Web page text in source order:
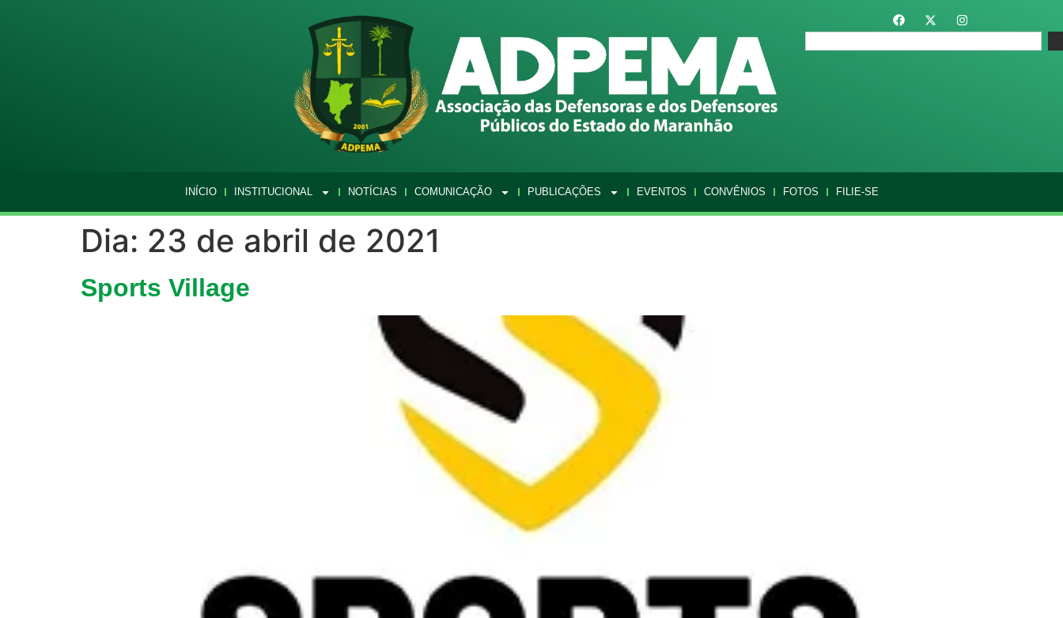
INÍCIO INSTITUCIONAL NOTÍCIAS COMUNICAÇÃO PUBLICAÇÕES EVENTOS CONVÊNIOS FOTOS FILIE-SE
Dia: 23 de abril de 2021
Sports Village